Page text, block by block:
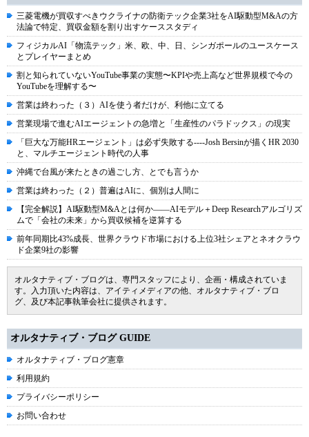
三菱電機が買収すべきウクライナの防衛テック企業3社をAI駆動型M&Aの方
法論で特定、買収金額を割り出すケーススタディ
フィジカルAI「物流テック」米、欧、中、日、シンガポールのユースケース
とプレイヤーまとめ
割と知られていないYouTube事業の実態〜KPIや売上高など世界規模で今の
YouTubeを理解する〜
営業は終わった（３）AIを使う者だけが、利他に立てる
営業現場で進むAIエージェントの急増と「生産性のパラドックス」の現実
「巨大な万能HRエージェント」は必ず失敗する----Josh Bersinが描くHR 2030
と、マルチエージェント時代の人事
沖縄で台風が来たときの過ごし方、とでも言うか
営業は終わった（２）普遍はAIに、個別は人間に
【完全解説】AI駆動型M&Aとは何か――AIモデル＋Deep Researchアルゴリズ
ムで「会社の未来」から買収候補を逆算する
前年同期比43%成長、世界クラウド市場における上位3社シェアとネオクラウ
ド企業9社の影響
オルタナティブ・ブログは、専門スタッフにより、企画・構成されていま
す。入力頂いた内容は、アイティメディアの他、オルタナティブ・ブロ
グ、及び本記事執筆会社に提供されます。
オルタナティブ・ブログ GUIDE
オルタナティブ・ブログ憲章
利用規約
プライバシーポリシー
お問い合わせ